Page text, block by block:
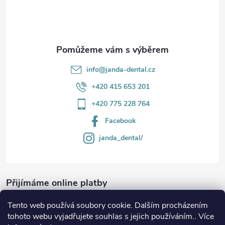
Tento web používá soubory cookie. Dalším procházením
tohoto webu vyjadřujete souhlas s jejich používáním.. Více
info@janda-dental.cz
+420 415 653 201
+420 775 228 764
Facebook
janda_dental/
Přijímáme online platby